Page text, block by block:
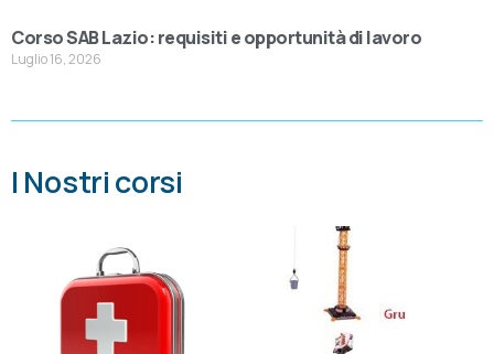
Corso SAB Lazio: requisiti e opportunità di lavoro
Luglio 16, 2026
I Nostri corsi